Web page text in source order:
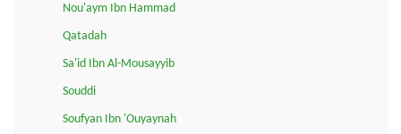
Nou'aym Ibn Hammad
Qatadah
Sa'id Ibn Al-Mousayyib
Souddi
Soufyan Ibn 'Ouyaynah